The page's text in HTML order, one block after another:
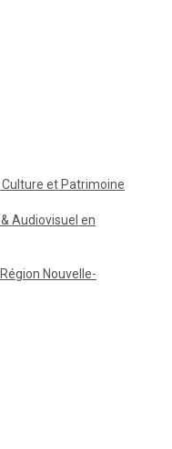
et Patrimoine
Audiovisuel en
Nouvelle-